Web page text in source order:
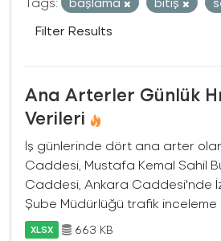
Filter Results
Ana Arterler Günlük
Verileri
İş günlerinde dört ana arter
Caddesi, Mustafa Kemal Sahil
Caddesi, Ankara Caddesi'nde
Şube Müdürlüğü trafik inceleme
XLSX 663 KB